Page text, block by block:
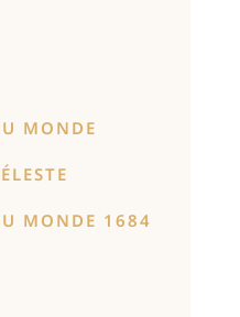
MONDE
MONDE 1684